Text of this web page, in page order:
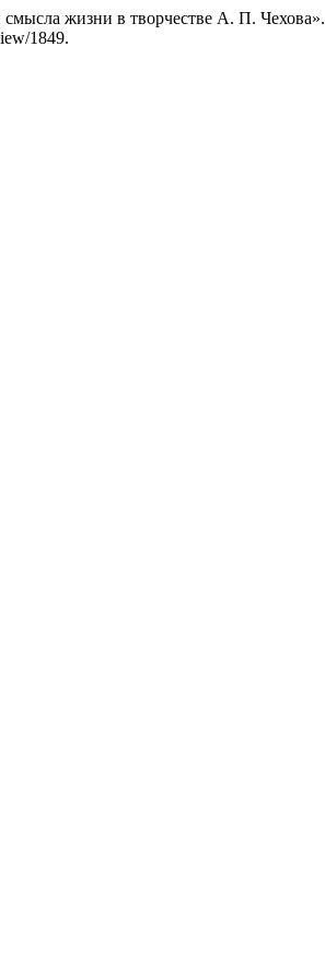
жизни в творчестве А. П. Чехова».
1849.